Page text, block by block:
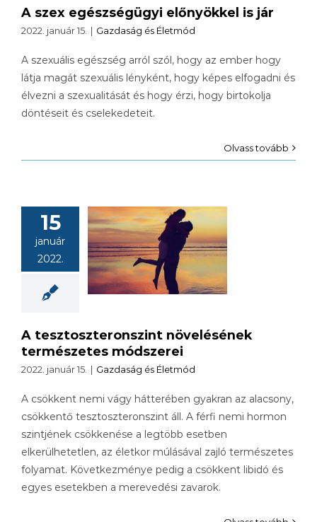
A szex egészségügyi előnyökkel is jár
2022. január 15. | Gazdaság és Életmód
A szexuális egészség arról szól, hogy az ember hogy
látja magát szexuális lényként, hogy képes elfogadni és
élvezni a szexualitását és hogy érzi, hogy birtokolja
döntéseit és cselekedeteit.
Olvass tovább
15
január
2022.
A tesztoszteronszint növelésének
természetes módszerei
2022. január 15. | Gazdaság és Életmód
A csökkent nemi vágy hátterében gyakran az alacsony,
csökkentő tesztoszteronszint áll. A férfi nemi hormon
szintjének csökkenése a legtöbb esetben
elkerülhetetlen, az életkor múlásával zajló természetes
folyamat. Következménye pedig a csökkent libidó és
egyes esetekben a merevedési zavarok.